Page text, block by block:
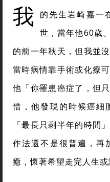
我 的先生岩崎嘉一
世，當年他60歲
的前一年秋天，但我並
當時病情靠手術或化療
他「你罹患癌症了，但
惜，他發現的時候癌細
「最長只剩半年的時間
作法還不是很普遍，再
癒，懷著希望走完人生或